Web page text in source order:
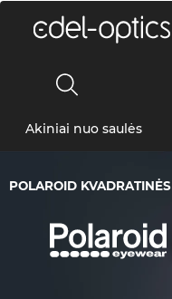
Akiniai nuo saulės
POLAROID KVADRATINĖS